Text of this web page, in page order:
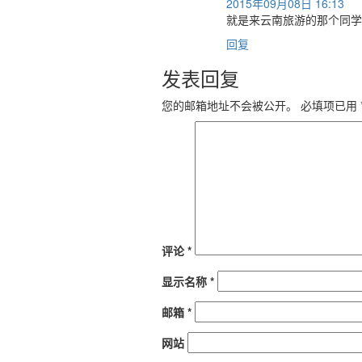
2015年09月08日 16:13
就是来云南旅游的那个同学
回复
发表回复
您的邮箱地址不会被公开。 必填项已用
评论*
显示名称 *
邮箱 *
网站